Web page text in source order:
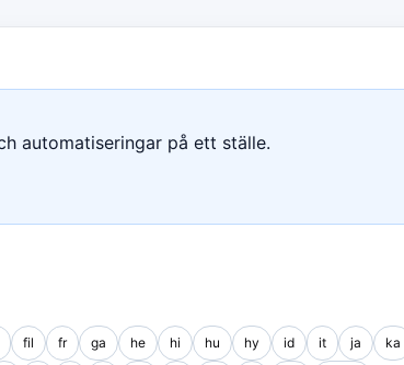
automatiseringar på ett ställe.
fil fr ga he hi hu hy id it ja ka